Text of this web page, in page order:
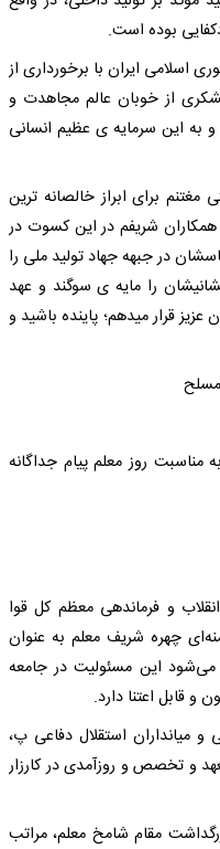
بوده است.
اسلامی ایران با برخورداری از
از خوبان عالم مجاهدت و
به این سرمایه ی عظیم انسانی
مغتنم برای ابراز خالصانه ترین
شریفم در این کسوت در
در جبهه جهاد تولید ملی را
را مایه ی سوگند و عهد
عزیز قرار میدهم؛ پاینده باشید و
مناسبت روز معلم پیام جداگانه
و فرماندهی معظم کل قوا
چهره شریف معلم به عنوان
این مسئولیت در جامعه
و قابل اعتنا دارد.
میانداران استقلال دفاعی پ،
و تخصص و روزآمدی در کارزار
مقام شامخ معلم، مراتب